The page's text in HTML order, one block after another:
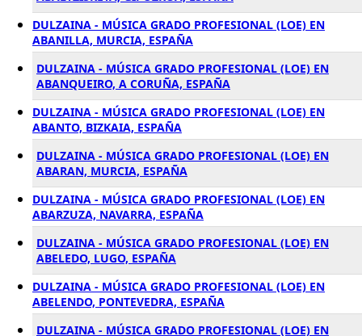
DULZAINA - MÚSICA GRADO PROFESIONAL (LOE) EN
ABANILLA, MURCIA, ESPAÑA
DULZAINA - MÚSICA GRADO PROFESIONAL (LOE) EN
ABANQUEIRO, A CORUÑA, ESPAÑA
DULZAINA - MÚSICA GRADO PROFESIONAL (LOE) EN
ABANTO, BIZKAIA, ESPAÑA
DULZAINA - MÚSICA GRADO PROFESIONAL (LOE) EN
ABARAN, MURCIA, ESPAÑA
DULZAINA - MÚSICA GRADO PROFESIONAL (LOE) EN
ABARZUZA, NAVARRA, ESPAÑA
DULZAINA - MÚSICA GRADO PROFESIONAL (LOE) EN
ABELEDO, LUGO, ESPAÑA
DULZAINA - MÚSICA GRADO PROFESIONAL (LOE) EN
ABELENDO, PONTEVEDRA, ESPAÑA
DULZAINA - MÚSICA GRADO PROFESIONAL (LOE) EN